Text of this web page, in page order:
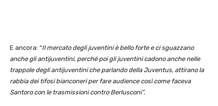
E ancora: “Il mercato degli juventini è bello forte e ci sguazzano
anche gli antijuventini, perché poi gli juventini cadono anche nelle
trappole degli antijuventini che parlando della Juventus, attirano la
rabbia dei tifosi bianconeri per fare audience così come faceva
Santoro con le trasmissioni contro Berlusconi”.